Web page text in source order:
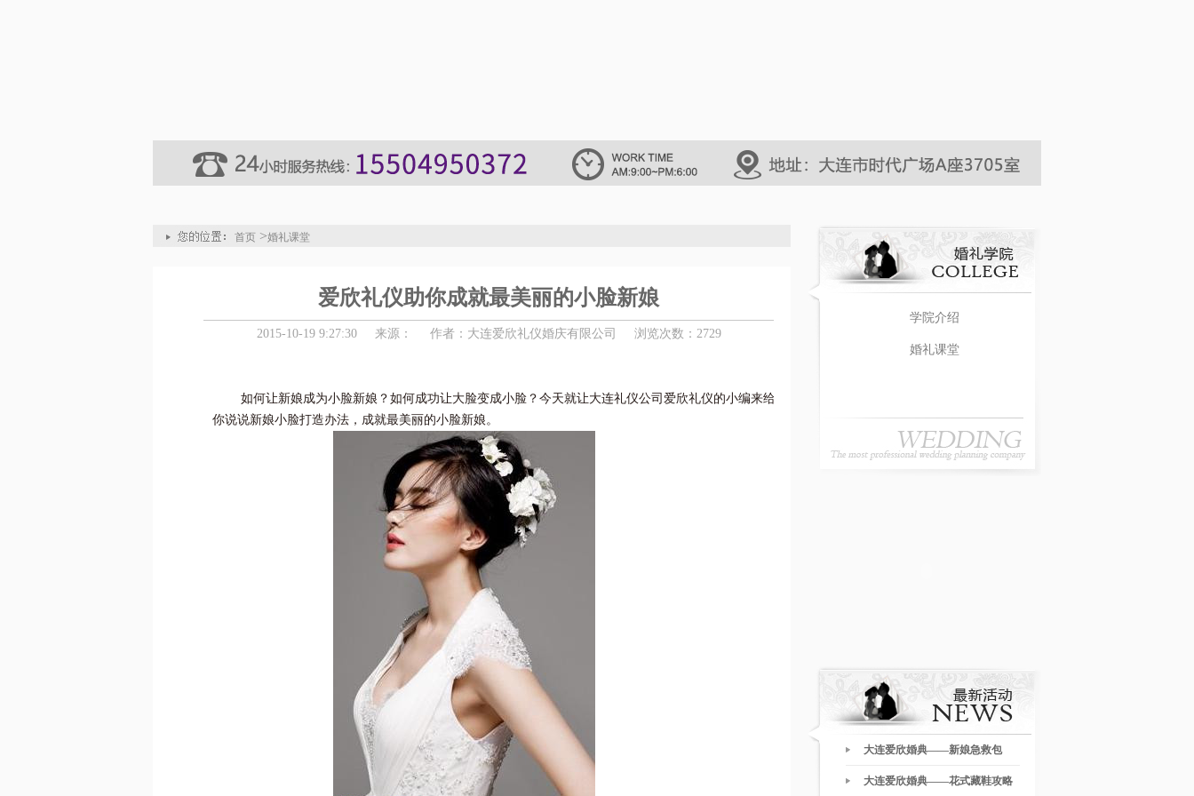
首页 >婚礼课堂
爱欣礼仪助你成就最美丽的小脸新娘
2015-10-19 9:27:30 来源： 作者：大连爱欣礼仪婚庆有限公司 浏览次数：2729
如何让新娘成为小脸新娘？如何成功让大脸变成小脸？今天就让大连礼仪公司爱欣礼仪的小编来给
你说说新娘小脸打造办法，成就最美丽的小脸新娘。
学院介绍
婚礼课堂
大连爱欣婚典——新娘急救包
大连爱欣婚典——花式藏鞋攻略